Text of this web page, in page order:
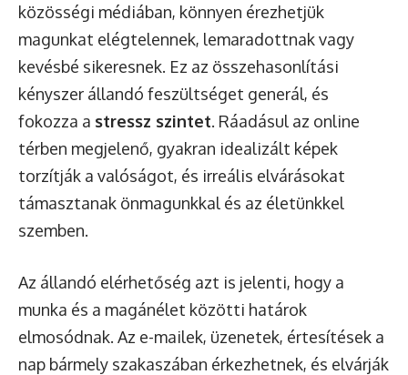
közösségi médiában, könnyen érezhetjük
magunkat elégtelennek, lemaradottnak vagy
kevésbé sikeresnek. Ez az összehasonlítási
kényszer állandó feszültséget generál, és
fokozza a stressz szintet. Ráadásul az online
térben megjelenő, gyakran idealizált képek
torzítják a valóságot, és irreális elvárásokat
támasztanak önmagunkkal és az életünkkel
szemben.
Az állandó elérhetőség azt is jelenti, hogy a
munka és a magánélet közötti határok
elmosódnak. Az e-mailek, üzenetek, értesítések a
nap bármely szakaszában érkezhetnek, és elvárják